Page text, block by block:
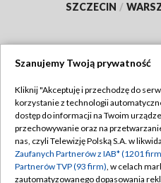
SZCZECIN /
Abonament TVP
Emisja w TVP
Centrum informacji TVP
Polityka
Moje
Szanujemy Twoją prywatność
Kliknij "Akceptuję i przechodzę do
korzystanie z technologii
dostęp do informacji na Twoim
przechowywanie oraz na
nas, czyli Telewizję Polską S.A. w
Zaufanych Partnerów z IAB* (1201
Partnerów TVP (93 firm), w celach
zautomatyzowanego dopasowania